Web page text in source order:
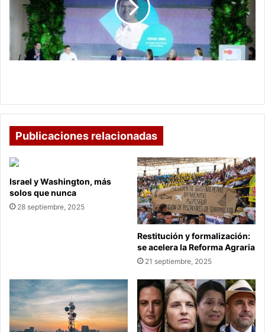
Reflexiones
para
diálogo
nacional
Publicaciones relacionadas
Israel y Washington, más
solos que nunca
28 septiembre, 2025
Restitución y formalización:
se acelera la Reforma Agraria
21 septiembre, 2025